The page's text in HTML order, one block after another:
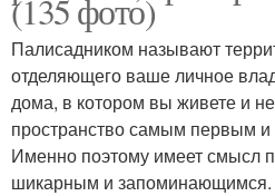
(135 фото)
Палисадником называют
отделяющего ваше личное
дома, в котором вы живете и
пространство самым первым и
Именно поэтому имеет смысл
шикарным и запоминающимся.